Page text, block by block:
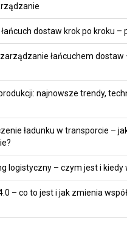
łańcuch dostaw krok po kroku
łańcuchem dostaw
najnowsze trendy,
ładunku w transporcie –
logistyczny – czym jest i kiedy
– co to jest i jak zmienia